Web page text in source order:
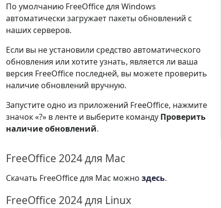
По умолчанию FreeOffice для Windows
автоматически загружает пакеты обновлений с
наших серверов.
Если вы не установили средство автоматического
обновления или хотите узнать, является ли ваша
версия FreeOffice последней, вы можете проверить
наличие обновлений вручную.
Запустите одно из приложений FreeOffice, нажмите
значок «?» в ленте и выберите команду Проверить
наличие обновлений.
FreeOffice 2024 для Mac
Скачать FreeOffice для Mac можно здесь.
FreeOffice 2024 для Linux